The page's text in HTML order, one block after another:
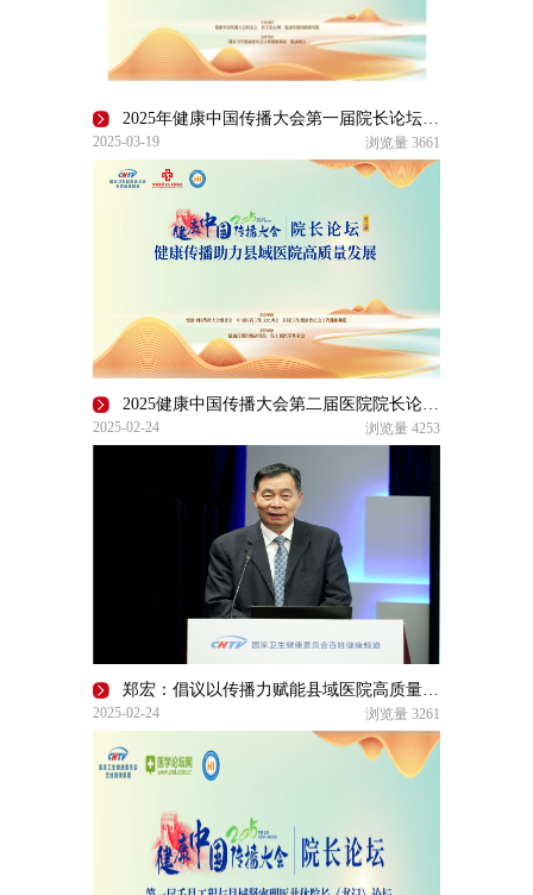
2025年健康中国传播大会第一届院长论坛舆情报告
2025-03-19 浏览量 3661
2025健康中国传播大会第二届医院院长论坛在京举办
2025-02-24 浏览量 4253
郑宏：倡议以传播力赋能县域医院高质量发展 | 2025健康中国传播大会第二届医院院长论坛
2025-02-24 浏览量 3261